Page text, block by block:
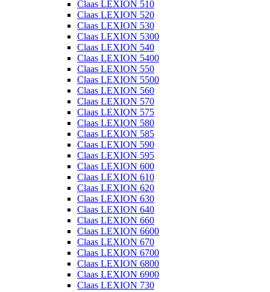
Claas LEXION 510
Claas LEXION 520
Claas LEXION 530
Claas LEXION 5300
Claas LEXION 540
Claas LEXION 5400
Claas LEXION 550
Claas LEXION 5500
Claas LEXION 560
Claas LEXION 570
Claas LEXION 575
Claas LEXION 580
Claas LEXION 585
Claas LEXION 590
Claas LEXION 595
Claas LEXION 600
Claas LEXION 610
Claas LEXION 620
Claas LEXION 630
Claas LEXION 640
Claas LEXION 660
Claas LEXION 6600
Claas LEXION 670
Claas LEXION 6700
Claas LEXION 6800
Claas LEXION 6900
Claas LEXION 730